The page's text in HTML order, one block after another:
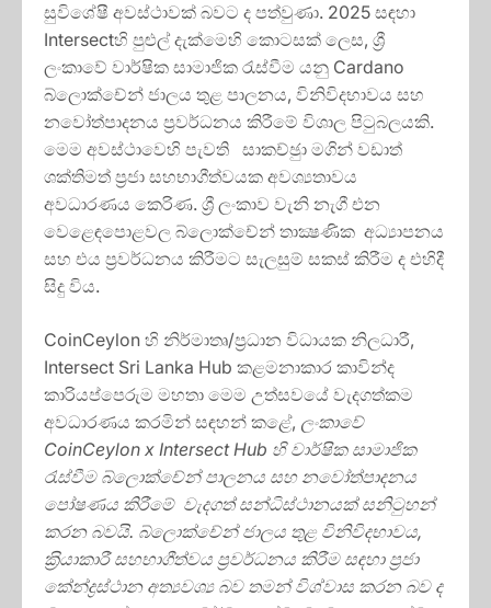
සුවිශේෂී අවස්ථාවක් බවට ද පත්වුණා. 2025 සඳහා
Intersectහි පුළුල් දැක්මෙහි කොටසක් ලෙස, ශ්‍රී
ලංකාවේ වාර්ෂික සාමාජික රැස්වීම යනු Cardano
බ්ලොක්චේන් ජාලය තුළ පාලනය, විනිවිදභාවය සහ
නවෝත්පාදනය ප‍්‍රවර්ධනය කිරීමේ විශාල පිටුබලයකි.
මෙම අවස්ථාවෙහි පැවති සාකච්ඡුා මගින් වඩාත්
ශක්තිමත් ප‍්‍රජා සහභාගීත්වයක අවශ්‍යතාවය
අවධාරණය කෙරිණ. ශ්‍රී ලංකාව වැනි නැගී එන
වෙළෙඳපොළවල බ්ලොක්චේන් තාක්‍ෂණික අධ්‍යාපනය
සහ එය ප‍්‍රවර්ධනය කිරීමට සැලසුම් සකස් කිරීම ද එහිදී
සිදු විය.
CoinCeylon හි නිර්මාතෘ/ප‍්‍රධාන විධායක නිලධාරී,
Intersect Sri Lanka Hub කළමනාකාර කාවින්ද
කාරියප්පෙරුම මහතා මෙම උත්සවයේ වැදගත්කම
අවධාරණය කරමින් සඳහන් කළේ, ලංකාවේ
CoinCeylon x Intersect Hub හි වාර්ෂික සාමාජික
රැස්වීම බ්ලොක්චේන් පාලනය සහ නවෝත්පාදනය
පෝෂණය කිරීමේ වැදගත් සන්ධිස්ථානයක් සනිටුහන්
කරන බවයි. බ්ලොක්චේන් ජාලය තුළ විනිවිදභාවය,
ක‍්‍රියාකාරී සහභාගීත්වය ප‍්‍රවර්ධනය කිරීම සඳහා ප‍්‍රජා
කේන්ද්‍රස්ථාන අත්‍යවශ්‍ය බව තමන් විශ්වාස කරන බව ද